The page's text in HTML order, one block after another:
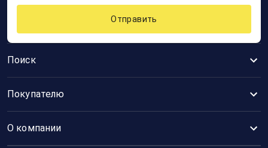
Поиск
Покупателю
О компании
Отправить